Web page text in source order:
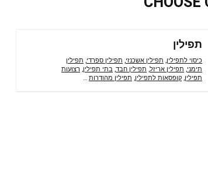
תפילין
כיסוי לתפילין, תפילין אשכנזי, תפילין ספרדי, תפילין
תימני, תפילין אריזל, תפילין חבד, בתי תפילין, רצועות
תפילין, קופסאות לתפילין, תפילין מהודרות …